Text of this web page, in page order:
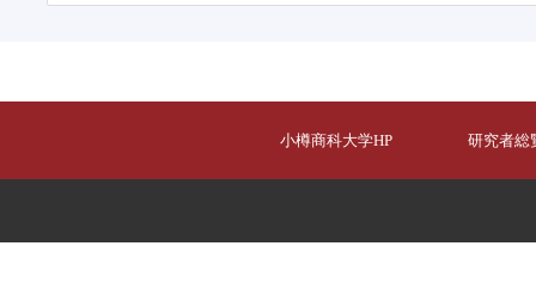
小樽商科大学HP 研究者総